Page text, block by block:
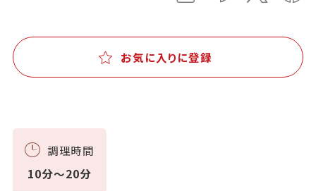
お気に入りに登録
調理時間
10分～20分